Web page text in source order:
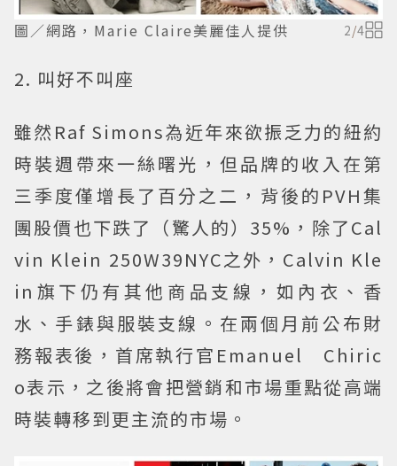
圖／網路，Marie Claire美麗佳人提供 2/4
2. 叫好不叫座
雖然Raf Simons為近年來欲振乏力的紐約
時裝週帶來一絲曙光，但品牌的收入在第
三季度僅增長了百分之二，背後的PVH集
團股價也下跌了（驚人的）35%，除了Cal
vin Klein 250W39NYC之外，Calvin Kle
in旗下仍有其他商品支線，如內衣、香
水、手錶與服裝支線。在兩個月前公布財
務報表後，首席執行官Emanuel Chiric
o表示，之後將會把營銷和市場重點從高端
時裝轉移到更主流的市場。